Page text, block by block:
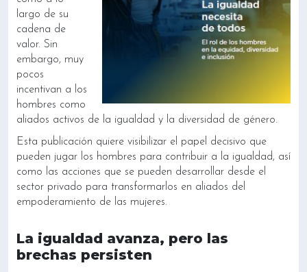
largo de su
cadena de
valor. Sin
embargo, muy
pocos
incentivan a los
hombres como
aliados activos de la igualdad y la diversidad de género.
Esta publicación quiere visibilizar el papel decisivo que
pueden jugar los hombres para contribuir a la igualdad, así
como las acciones que se pueden desarrollar desde el
sector privado para transformarlos en aliados del
empoderamiento de las mujeres.
La igualdad avanza, pero las
brechas persisten